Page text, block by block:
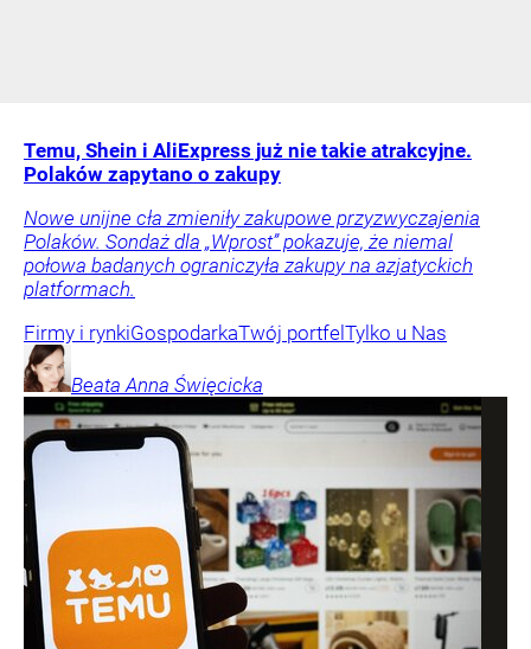
Temu, Shein i AliExpress już nie takie atrakcyjne.
Polaków zapytano o zakupy
Nowe unijne cła zmieniły zakupowe przyzwyczajenia
Polaków. Sondaż dla „Wprost” pokazuje, że niemal
połowa badanych ograniczyła zakupy na azjatyckich
platformach.
Firmy i rynkiGospodarkaTwój portfel Tylko u Nas
Beata Anna Święcicka